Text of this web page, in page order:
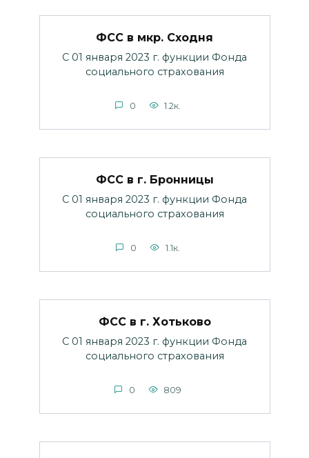
ФСС в мкр. Сходня
С 01 января 2023 г. функции Фонда
социального страхования
0 1.2к.
ФСС в г. Бронницы
С 01 января 2023 г. функции Фонда
социального страхования
0 1.1к.
ФСС в г. Хотьково
С 01 января 2023 г. функции Фонда
социального страхования
0 809